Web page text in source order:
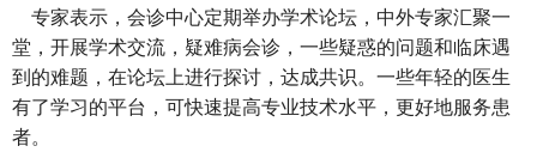
专家表示，会诊中心定期举办学术论坛，中外专家汇聚一
堂，开展学术交流，疑难病会诊，一些疑惑的问题和临床遇
到的难题，在论坛上进行探讨，达成共识。一些年轻的医生
有了学习的平台，可快速提高专业技术水平，更好地服务患
者。